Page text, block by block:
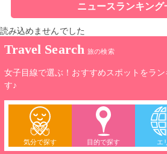
ニュースランキング
読み込めませんでした
Travel Search 旅の検索
女子目線で選ぶ！おすすめスポットをラ
す♪
気分で探す 目的で探す エ